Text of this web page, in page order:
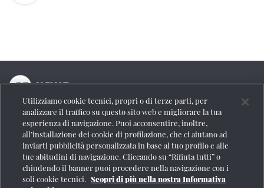
La testata online del Gruppo FS Italiane
Social
Se vuoi contattarci o avere altre informazioni
Utilizziamo cookie tecnici, propri o di terze parti, per
analizzare il traffico su questo sito web e migliorare la tua
esperienza di navigazione. Puoi acconsentire, inoltre,
all’installazione dei cookie di profilazione, che ci aiutano ad
inviarti pubblicità personalizzata in base al tuo profilo e alle
tue abitudini di navigazione. Cliccando su “Rifiuta tutti” o
chiudendo il banner puoi procedere nella navigazione con i
soli cookie tecnici. Scopri di più nella nostra Informativa